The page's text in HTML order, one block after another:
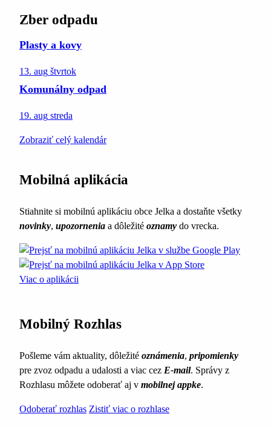
Zber odpadu
Plasty a kovy
13. aug štvrtok
Komunálny odpad
19. aug streda
Zobraziť celý kalendár
Mobilná aplikácia
Stiahnite si mobilnú aplikáciu obce Jelka a dostaňte všetky
novinky, upozornenia a dôležité oznamy do vrecka.
Viac o aplikácii
Mobilný Rozhlas
Pošleme vám aktuality, dôležité oznámenia, pripomienky
pre zvoz odpadu a udalosti a viac cez E-mail. Správy z
Rozhlasu môžete odoberať aj v mobilnej appke.
Odoberať rozhlas Zistiť viac o rozhlase